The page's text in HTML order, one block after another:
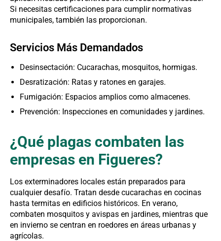
Si necesitas certificaciones para cumplir normativas
municipales, también las proporcionan.
Servicios Más Demandados
Desinsectación: Cucarachas, mosquitos, hormigas.
Desratización: Ratas y ratones en garajes.
Fumigación: Espacios amplios como almacenes.
Prevención: Inspecciones en comunidades y jardines.
¿Qué plagas combaten las
empresas en Figueres?
Los exterminadores locales están preparados para
cualquier desafío. Tratan desde cucarachas en cocinas
hasta termitas en edificios históricos. En verano,
combaten mosquitos y avispas en jardines, mientras que
en invierno se centran en roedores en áreas urbanas y
agrícolas.